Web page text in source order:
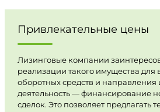
Привлекательные цены
Лизинговые компании
реализации такого имущества
оборотных средств и направления
деятельность — финансирование
сделок. Это позволяет предлагать